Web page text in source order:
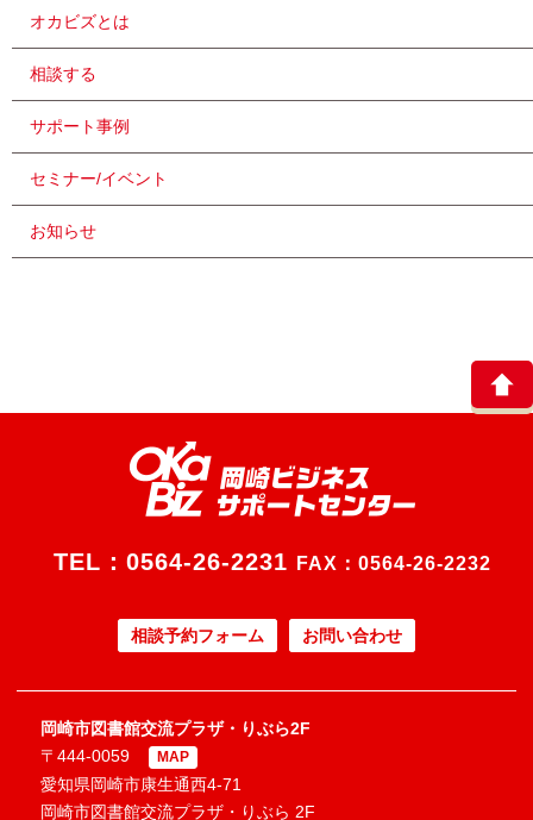
オカビズとは
相談する
サポート事例
セミナー/イベント
お知らせ
TEL： 0564-26-2231 FAX：0564-26-2232
相談予約フォーム お問い合わせ
岡崎市図書館交流プラザ・りぶら2F
〒444-0059
MAP
愛知県岡崎市康生通西4-71
岡崎市図書館交流プラザ・りぶら 2F